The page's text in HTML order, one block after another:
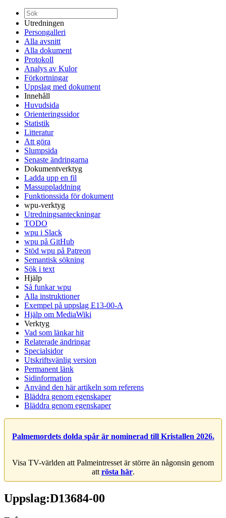
Utredningen
Persongalleri
Alla avsnitt
Alla dokument
Protokoll
Analys av Kulor
Förkortningar
Uppslag med dokument
Innehåll
Huvudsida
Orienteringssidor
Statistik
Litteratur
Att göra
Slumpsida
Senaste ändringarna
Dokumentverktyg
Ladda upp en fil
Massuppladdning
Funktionssida för dokument
wpu-verktyg
Utredningsanteckningar
TODO
wpu i Slack
wpu på GitHub
Stöd wpu på Patreon
Semantisk sökning
Sök i text
Hjälp
Så funkar wpu
Alla instruktioner
Exempel på uppslag E13-00-A
Hjälp om MediaWiki
Verktyg
Vad som länkar hit
Relaterade ändringar
Specialsidor
Utskriftsvänlig version
Permanent länk
Sidinformation
Använd den här artikeln som referens
Bläddra genom egenskaper
Bläddra genom egenskaper
Palmemordets dolda spår är nominerad till Kristallen 2026.
Visa TV-världen att Palmeintresset är större än någonsin genom
att rösta här.
Uppslag:D13684-00